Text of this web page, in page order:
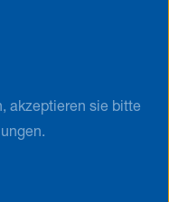
akzeptieren sie bitte